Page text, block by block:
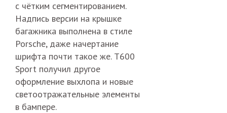
с чётким сегментированием.
Надпись версии на крышке
багажника выполнена в стиле
Porsche, даже начертание
шрифта почти такое же. T600
Sport получил другое
оформление выхлопа и новые
светоотражательные элементы
в бампере.